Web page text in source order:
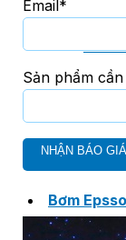
MÁI
Bơm Epsso
Email*
Sản phẩm